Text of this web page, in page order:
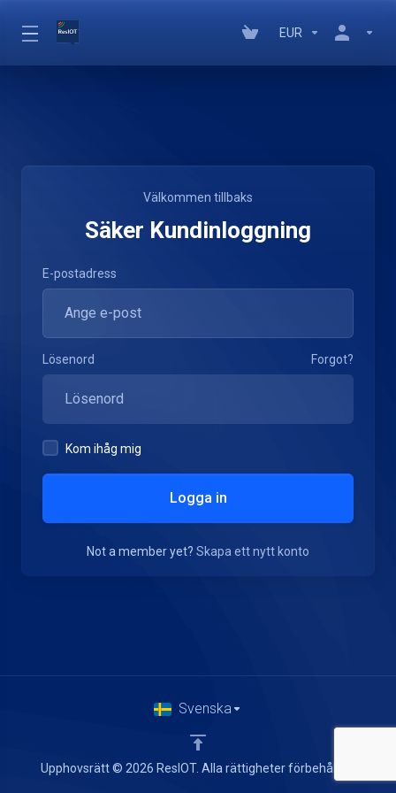
EUR
Välkommen tillbaks
Säker Kundinloggning
E-postadress
Lösenord Forgot?
Kom ihåg mig
Logga in
Not a member yet? Skapa ett nytt konto
Upphovsrätt © 2026 ResIOT. Alla rättigheter förbehållna.
Svenska